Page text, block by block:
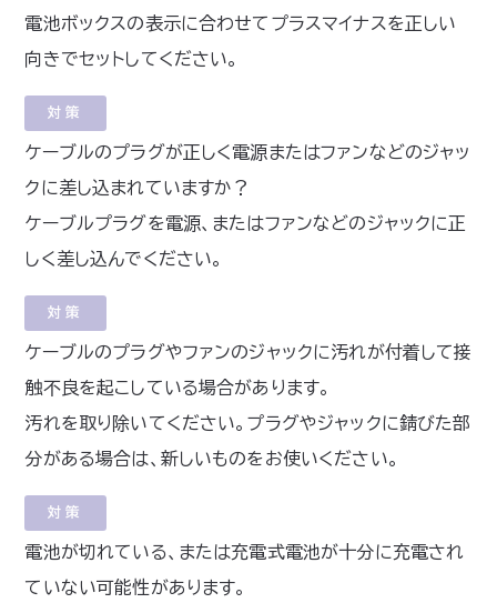
電池ボックスの表示に合わせてプラスマイナスを正しい
向きでセットしてください。
対策
ケーブルのプラグが正しく電源またはファンなどのジャッ
クに差し込まれていますか？
ケーブルプラグを電源、またはファンなどのジャックに正
しく差し込んでください。
対策
ケーブルのプラグやファンのジャックに汚れが付着して接
触不良を起こしている場合があります。
汚れを取り除いてください。プラグやジャックに錆びた部
分がある場合は、新しいものをお使いください。
対策
電池が切れている、または充電式電池が十分に充電され
ていない可能性があります。